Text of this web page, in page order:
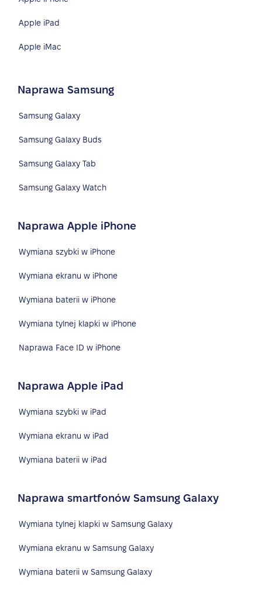
Apple iPad
Apple iMac
Naprawa Samsung
Samsung Galaxy
Samsung Galaxy Buds
Samsung Galaxy Tab
Samsung Galaxy Watch
Naprawa Apple iPhone
Wymiana szybki w iPhone
Wymiana ekranu w iPhone
Wymiana baterii w iPhone
Wymiana tylnej klapki w iPhone
Naprawa Face ID w iPhone
Naprawa Apple iPad
Wymiana szybki w iPad
Wymiana ekranu w iPad
Wymiana baterii w iPad
Naprawa smartfonów Samsung Galaxy
Wymiana tylnej klapki w Samsung Galaxy
Wymiana ekranu w Samsung Galaxy
Wymiana baterii w Samsung Galaxy